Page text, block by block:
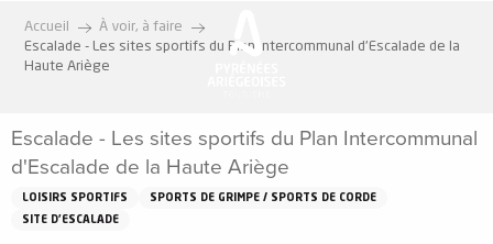
contenu
Accueil
À voir, à faire
Escalade - Les sites sportifs du Plan Intercommunal d'Escalade de la
Haute Ariège
Escalade - Les sites sportifs du Plan Intercommunal
d'Escalade de la Haute Ariège
LOISIRS SPORTIFS
SPORTS DE GRIMPE / SPORTS DE CORDE
SITE D'ESCALADE